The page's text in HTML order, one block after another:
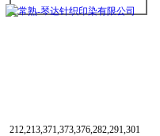
212,213,371,373,376,282,291,301